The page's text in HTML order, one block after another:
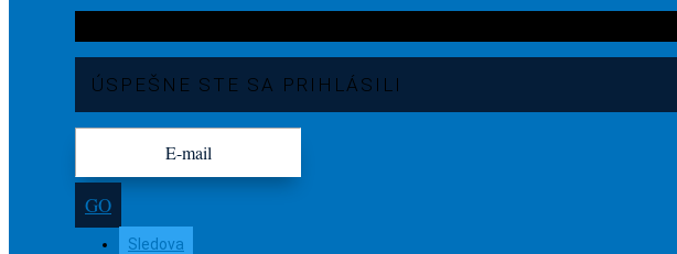
ÚSPEŠNE STE SA PRIHLÁSILI
GO
Sledova